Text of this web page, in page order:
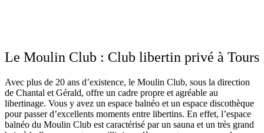
Le Moulin Club : Club libertin privé à Tours
Avec plus de 20 ans d’existence, le Moulin Club, sous la direction
de Chantal et Gérald, offre un cadre propre et agréable au
libertinage. Vous y avez un espace balnéo et un espace discothèque
pour passer d’excellents moments entre libertins. En effet, l’espace
balnéo du Moulin Club est caractérisé par un sauna et un très grand